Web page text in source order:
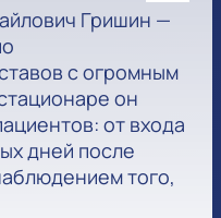
Гришин —
с огромным
он
от входа
дней после
того,